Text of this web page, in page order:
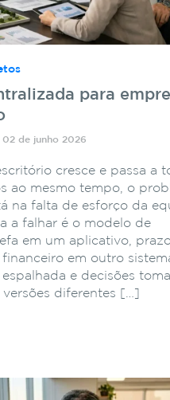
para
02 de junho 2026
cresce e passa a
ao mesmo tempo, o
na falta de esforço da
a falhar é o modelo de
em um aplicativo,
em outro
e decisões
versões diferentes […]